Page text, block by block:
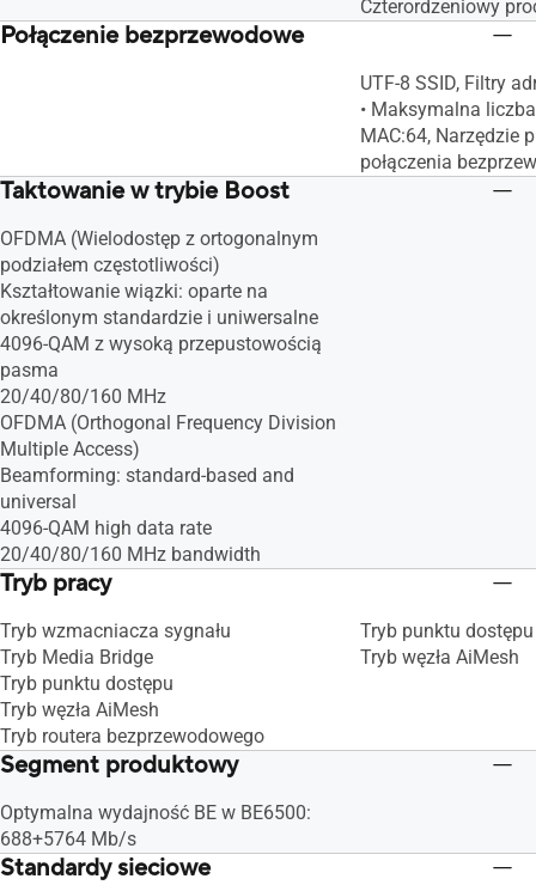
Czterordzeniowy
Połączenie bezprzewodowe
UTF-8 SSID, Filtry
• Maksymalna
MAC:64, Narzędzie
połączenia
Taktowanie w trybie Boost
OFDMA (Wielodostęp z ortogonalnym
podziałem częstotliwości)
Kształtowanie wiązki: oparte na
określonym standardzie i uniwersalne
4096-QAM z wysoką przepustowością
pasma
20/40/80/160 MHz
OFDMA (Orthogonal Frequency Division
Multiple Access)
Beamforming: standard-based and
universal
4096-QAM high data rate
20/40/80/160 MHz bandwidth
Tryb pracy
Tryb wzmacniacza sygnału
Tryb Media Bridge
Tryb punktu dostępu
Tryb węzła AiMesh
Tryb routera bezprzewodowego
Tryb punktu dostępu
Tryb węzła AiMesh
Segment produktowy
Optymalna wydajność BE w BE6500:
688+5764 Mb/s
Standardy sieciowe